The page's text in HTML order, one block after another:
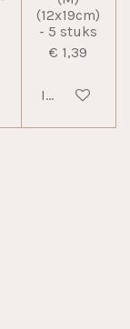
(12x19cm)
- 5 stuks
€ 1,39
In